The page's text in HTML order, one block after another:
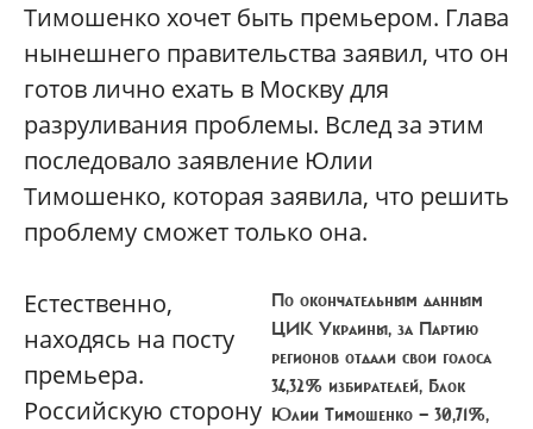
Тимошенко хочет быть премьером. Глава
нынешнего правительства заявил, что он
готов лично ехать в Москву для
разруливания проблемы. Вслед за этим
последовало заявление Юлии
Тимошенко, которая заявила, что решить
проблему сможет только она.
По окончательным данным
ЦИК Украины, за Партию
регионов отдали свои голоса
34,32% избирателей, Блок
Юлии Тимошенко — 30,71%,
Естественно,
находясь на посту
премьера.
Российскую сторону